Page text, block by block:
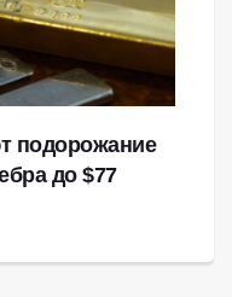
подорожание
до $77